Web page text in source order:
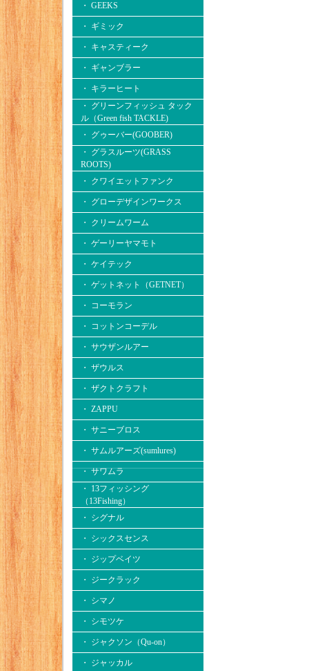
・ GEEKS
・ ギミック
・ キャスティーク
・ ギャンブラー
・ キラーヒート
・ グリーンフィッシュ タック
ル（Green fish TACKLE)
・ グゥーバー(GOOBER)
・ グラスルーツ(GRASS
ROOTS)
・ クワイエットファンク
・ グローデザインワークス
・ クリームワーム
・ ゲーリーヤマモト
・ ケイテック
・ ゲットネット（GETNET）
・ コーモラン
・ コットンコーデル
・ サウザンルアー
・ ザウルス
・ ザクトクラフト
・ ZAPPU
・ サニーブロス
・ サムルアーズ(sumlures)
・ サワムラ
・ 13フィッシング
（13Fishing）
・ シグナル
・ シックスセンス
・ ジップベイツ
・ ジークラック
・ シマノ
・ シモツケ
・ ジャクソン（Qu-on）
・ ジャッカル